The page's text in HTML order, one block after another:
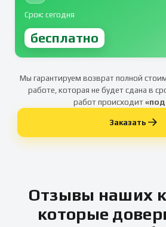
Срок: сегодня
бесплатно
Мы гарантируем возврат полной
работе, которая не будет сдана в
работ происходит
Заказать
Отзывы наших
которые